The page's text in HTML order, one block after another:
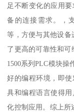
足不断变化的应用
备的连接需求。，
等，方便与其他设备
了更高的可靠性和可
1500系列PLC模块操
好的编程环境，即
具和编程语言使得
化控制应用。综上所